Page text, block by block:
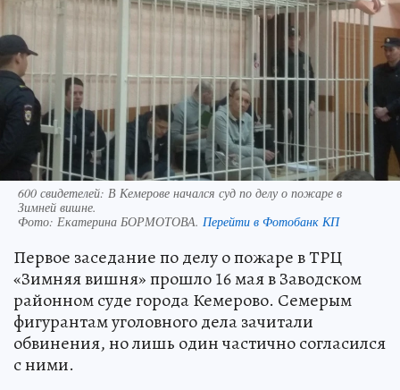
600 свидетелей: В Кемерове начался суд по делу о пожаре в
Зимней вишне.
Фото: Екатерина БОРМОТОВА. Перейти в Фотобанк КП
Первое заседание по делу о пожаре в ТРЦ
«Зимняя вишня» прошло 16 мая в Заводском
районном суде города Кемерово. Семерым
фигурантам уголовного дела зачитали
обвинения, но лишь один частично согласился
с ними.